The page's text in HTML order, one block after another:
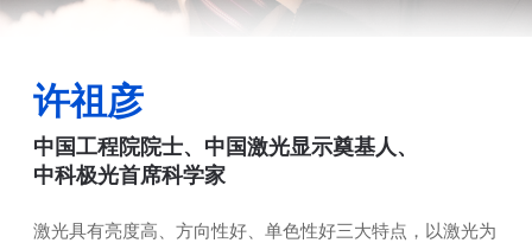
许祖彦
中国工程院院士、中国激光显示奠基人、
中科极光首席科学家
激光具有亮度高、方向性好、单色性好三大特点，以激光为